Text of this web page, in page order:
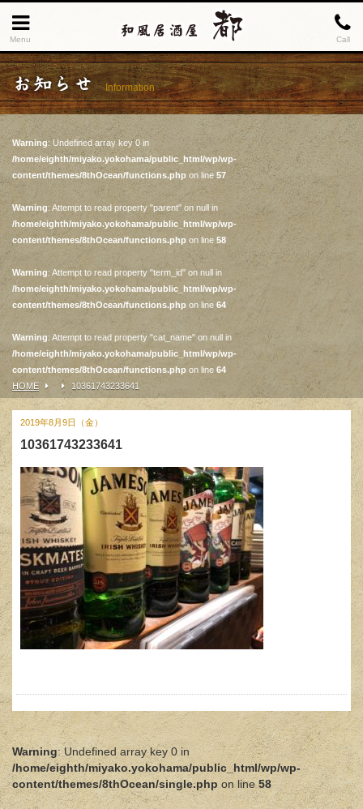
Menu Call
お知らせ Information
Warning: Undefined array key 0 in
/home/eighth/miyako.yokohama/public_html/wp/wp-
content/themes/8thOcean/functions.phpon line57
Warning: Attempt to read property "parent" on null in
/home/eighth/miyako.yokohama/public_html/wp/wp-
content/themes/8thOcean/functions.php on line 58
Warning: Attempt to read property "term_id" on null in
/home/eighth/miyako.yokohama/public_html/wp/wp-
content/themes/8thOcean/functions.php on line 64
Warning: Attempt to read property "cat_name" on null in
/home/eighth/miyako.yokohama/public_html/wp/wp-
content/themes/8thOcean/functions.php on line 64
HOME
10361743233641
2019年8月9日（金）
10361743233641
Warning: Undefined array key 0 in
/home/eighth/miyako.yokohama/public_html/wp/wp-
content/themes/8thOcean/single.phpon line58